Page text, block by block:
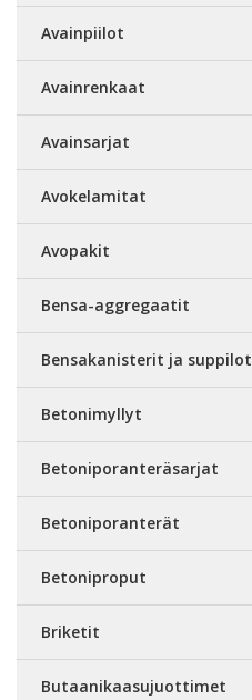
Avainpiilot
Avainrenkaat
Avainsarjat
Avokelamitat
Avopakit
Bensa-aggregaatit
Bensakanisterit ja suppilot
Betonimyllyt
Betoniporanteräsarjat
Betoniporanterät
Betoniproput
Briketit
Butaanikaasujuottimet